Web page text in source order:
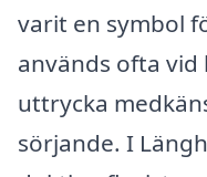
varit en symbol
används ofta
uttrycka
sörjande. I